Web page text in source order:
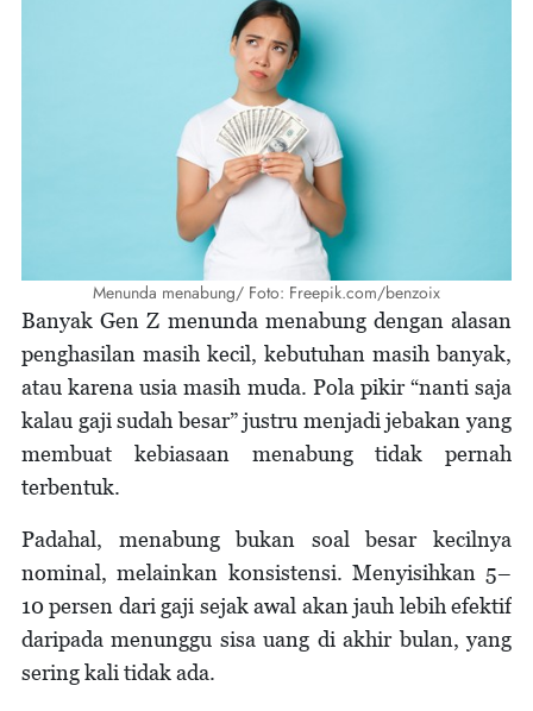
Menunda menabung/ Foto: Freepik.com/benzoix
Banyak Gen Z menunda menabung dengan alasan
penghasilan masih kecil, kebutuhan masih banyak,
atau karena usia masih muda. Pola pikir “nanti saja
kalau gaji sudah besar” justru menjadi jebakan yang
membuat kebiasaan menabung tidak pernah
terbentuk.
Padahal, menabung bukan soal besar kecilnya
nominal, melainkan konsistensi. Menyisihkan 5–
10 persen dari gaji sejak awal akan jauh lebih efektif
daripada menunggu sisa uang di akhir bulan, yang
sering kali tidak ada.